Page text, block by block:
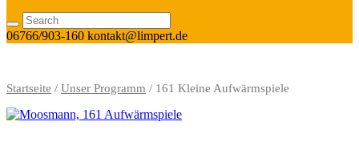
06766/903-160 kontakt@limpert.de
Startseite / Unser Programm / 161 Kleine Aufwärmspiele